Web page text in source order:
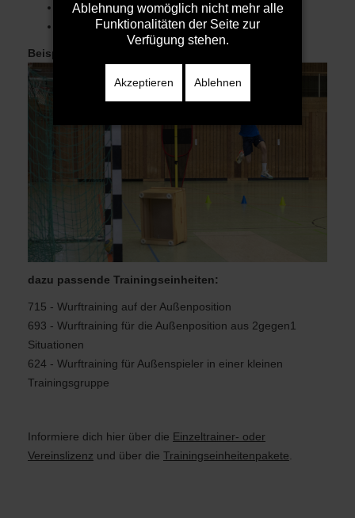
Angriff / Individuell (15/85)
Abschluss / Wurfwettkampf (5/90)
Beispielbild:
dazu passende Trainingseinheiten:
715 - Wurftraining auf der Außenposition
693 - Wurftraining für die Außenposition aus 2gegen1
Situationen
624 - Wurftraining für Außenspieler in einer kleinen
Trainingsgruppe
Informiere dich hier über die Einzeltrainer- oder
Vereinslizenz und über die Trainingseinheitenpakete
Ablehnung womöglich nicht mehr alle
Funktionalitäten der Seite zur
Verfügung stehen.
Akzeptieren Ablehnen